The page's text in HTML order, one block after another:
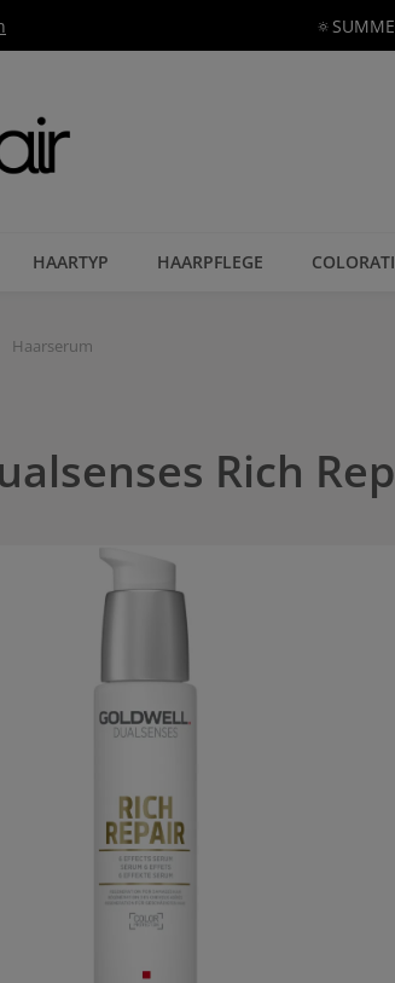
HAARTYP HAARPFLEGE
Haarserum
Rich